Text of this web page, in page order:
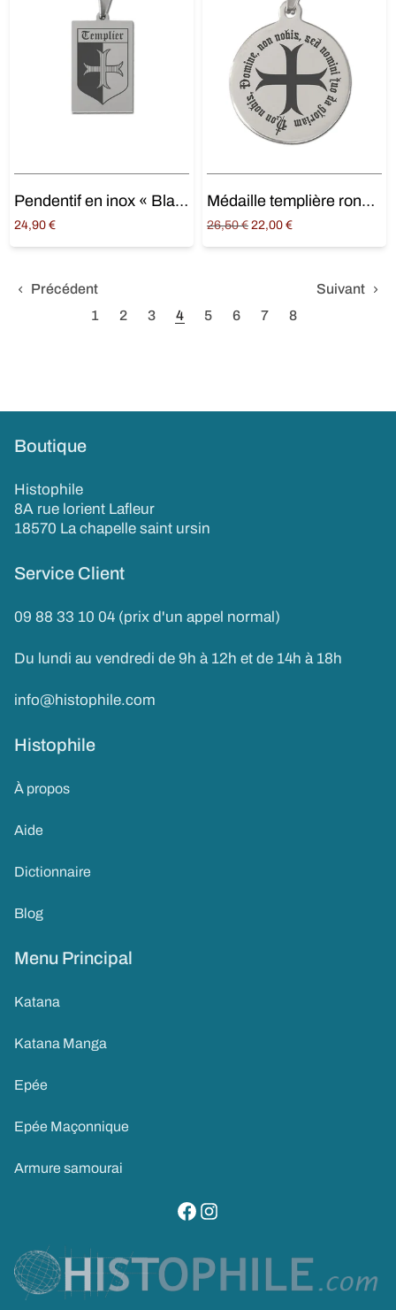
Pendentif en inox « Blason templier »
24,90 €
Ajouter au panier
Médaille templière ronde en inox « Non nobis… »
26,50€ Original
22,00 €Current
Ajouter au panier
Précédent
1
2 3 4 5 6 7 8
Suivant
Boutique
Histophile
8A rue lorient Lafleur
18570 La chapelle saint ursin
Service Client
09 88 33 10 04 (prix d'un appel normal)
Du lundi au vendredi de 9h à 12h et de 14h à 18h
info@histophile.com
Histophile
À propos
Aide
Dictionnaire
Blog
Menu Principal
Katana
Katana Manga
Epée
Epée Maçonnique
Armure samourai
visitez notre page facebook
suivez notre compte instagram